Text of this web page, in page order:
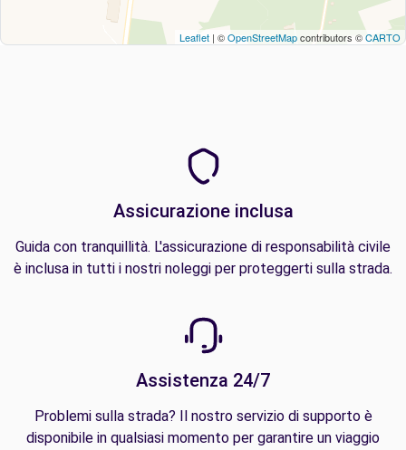
Leaflet | ©OpenStreetMapcontributors ©CARTO
Assicurazione inclusa
Guida con tranquillità. L'assicurazione di responsabilità civile
è inclusa in tutti i nostri noleggi per proteggerti sulla strada.
Assistenza 24/7
Problemi sulla strada? Il nostro servizio di supporto è
disponibile in qualsiasi momento per garantire un viaggio